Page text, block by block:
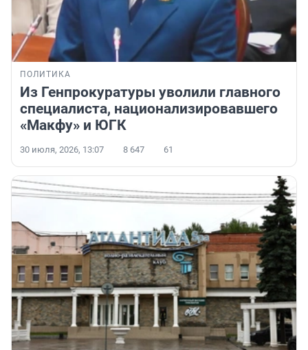
ПОЛИТИКА
Из Генпрокуратуры уволили главного
специалиста, национализировавшего
«Макфу» и ЮГК
30 июля, 2026, 13:07 8 647 61